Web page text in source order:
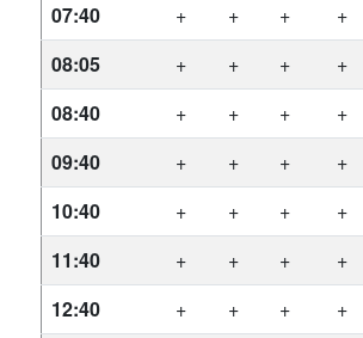
07:40
+ + + +
08:05
+ + + +
08:40
+ + + +
09:40
+ + + +
10:40
+ + + +
11:40
+ + + +
12:40
+ + + +